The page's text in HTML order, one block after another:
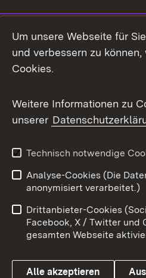
Facebook
X / Twitter
Youtube
Impressum
Barrierefreiheit
Cookies
Um unsere Webseite für
und verbessern zu
Cookies.
Weitere Informationen zu
unserer
Technisch notwendige
Analyse-Cookies (Die
anonymisiert verarbeitet.)
Drittanbieter-Cookies
Facebook, X / Twitter und
gesamten Webseite
Alle akzeptieren